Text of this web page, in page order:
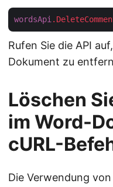
wordsApi
Rufen Sie die API
Dokument zu
Löschen
im Word-
cURL-
Die Verwendung von